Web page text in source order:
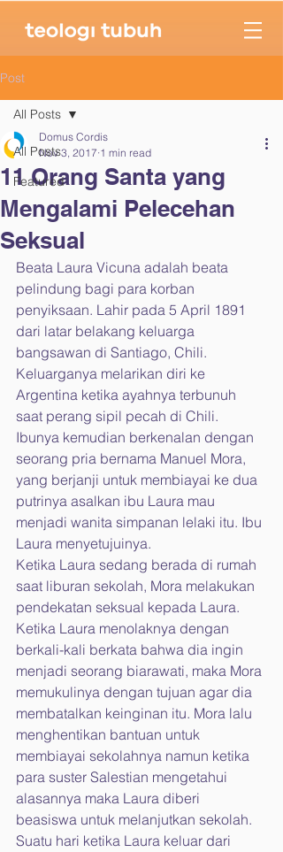
Post
All Posts
Featured
All Posts
11 Orang Santa yang
Mengalami Pelecehan
Seksual
Domus Cordis
Nov 3, 2017 1 min read
Beata Laura Vicuna adalah beata
pelindung bagi para korban
penyiksaan. Lahir pada 5 April 1891
dari latar belakang keluarga
bangsawan di Santiago, Chili.
Keluarganya melarikan diri ke
Argentina ketika ayahnya terbunuh
saat perang sipil pecah di Chili.
Ibunya kemudian berkenalan dengan
seorang pria bernama Manuel Mora,
yang berjanji untuk membiayai ke dua
putrinya asalkan ibu Laura mau
menjadi wanita simpanan lelaki itu. Ibu
Laura menyetujuinya.
Ketika Laura sedang berada di rumah
saat liburan sekolah, Mora melakukan
pendekatan seksual kepada Laura.
Ketika Laura menolaknya dengan
berkali-kali berkata bahwa dia ingin
menjadi seorang biarawati, maka Mora
memukulinya dengan tujuan agar dia
membatalkan keinginan itu. Mora lalu
menghentikan bantuan untuk
membiayai sekolahnya namun ketika
para suster Salestian mengetahui
alasannya maka Laura diberi
beasiswa untuk melanjutkan sekolah.
Suatu hari ketika Laura keluar dari